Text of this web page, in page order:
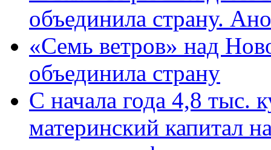
объединила страну.
«Семь ветров» над
объединила страну
С начала года 4,8 тыс.
материнский капитал